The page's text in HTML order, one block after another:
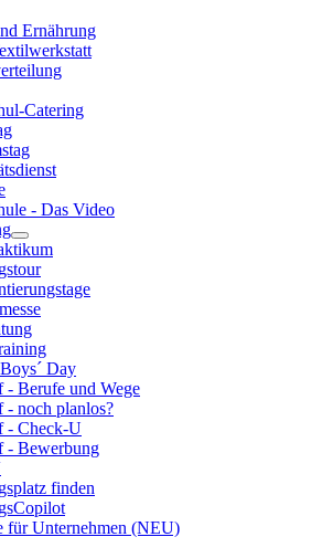
Ernährung
Catering
- Das Video
Day
- Berufe und Wege
- noch planlos?
- Check-U
- Bewerbung
finden
für Unternehmen (NEU)